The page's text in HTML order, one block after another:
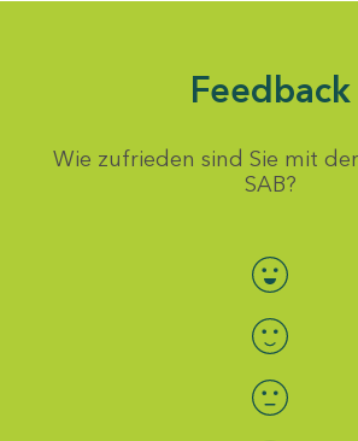
Feedback
Wie zufrieden sind Sie mit
SAB?
Bewertung